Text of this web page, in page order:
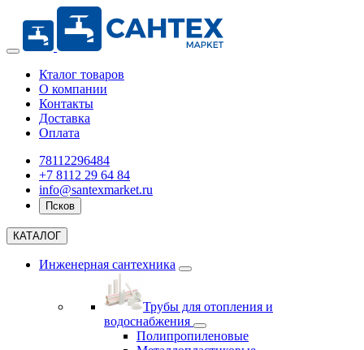
Кталог товаров
О компании
Контакты
Доставка
Оплата
78112296484
+7 8112 29 64 84
info@santexmarket.ru
Псков
КАТАЛОГ
Инженерная сантехника
Трубы для отопления и
водоснабжения
Полипропиленовые